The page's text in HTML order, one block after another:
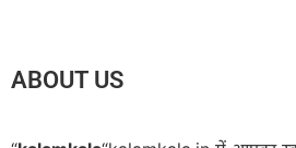
ABOUT US